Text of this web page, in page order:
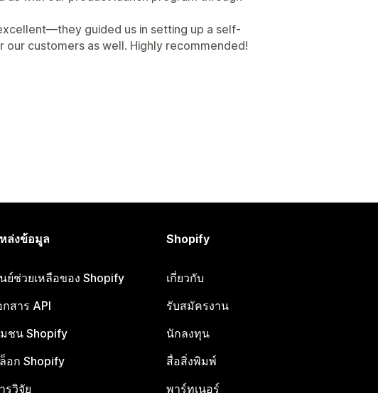
guided us in setting up a self-
customers as well. Highly recommended!
ล่งข้อมูล
ย์ช่วยเหลือของ Shopify
กสาร API
ชน Shopify
อก Shopify
รวิจัย
Shopify
เกี่ยวกับ
รับสมัครงาน
นักลงทุน
สื่อสิ่งพิมพ์
พาร์ทเนอร์